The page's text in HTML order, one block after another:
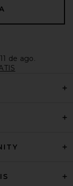
de ago.